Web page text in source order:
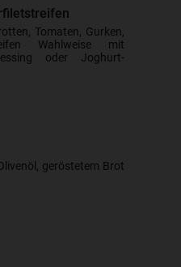
Tomaten, Gurken,
Wahlweise mit
oder Joghurt-
geröstetem Brot